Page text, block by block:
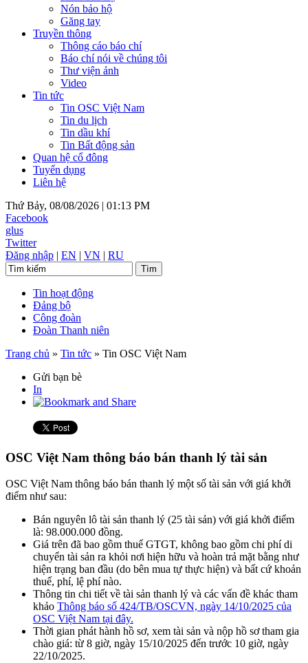
Nón bảo hộ
Găng tay
Truyền thông
Thông cáo báo chí
Báo chí nói về chúng tôi
Thư viện ảnh
Video
Tin tức
Tin OSC Việt Nam
Tin du lịch
Tin dầu khí
Tin Bất động sản
Quan hệ cổ đông
Tuyển dụng
Liên hệ
Thứ Bảy, 08/08/2026 | 01:13 PM
Facebook
glus
Twitter
Đăng nhập | EN | VN | RU
Tin hoạt động
Đảng bộ
Công đoàn
Đoàn Thanh niên
Trang chủ » Tin tức » Tin OSC Việt Nam
Gửi bạn bè
In
OSC Việt Nam thông báo bán thanh lý tài sản
OSC Việt Nam thông báo bán thanh lý một số tài sản với giá khởi
điểm như sau:
Bán nguyên lô tài sản thanh lý (25 tài sản) với giá khởi điểm
là: 98.000.000 đồng.
Giá trên đã bao gồm thuế GTGT, không bao gồm chi phí di
chuyển tài sản ra khỏi nơi hiện hữu và hoàn trả mặt bằng như
hiện trạng ban đầu (do bên mua tự thực hiện) và bất cứ khoản
thuế, phí, lệ phí nào.
Thông tin chi tiết về tài sản thanh lý và các vấn đề khác tham
khảo Thông báo số 424/TB/OSCVN, ngày 14/10/2025 của
OSC Việt Nam tại đây.
Thời gian phát hành hồ sơ, xem tài sản và nộp hồ sơ tham gia
chào giá: từ 8 giờ, ngày 15/10/2025 đến trước 10 giờ, ngày
22/10/2025.